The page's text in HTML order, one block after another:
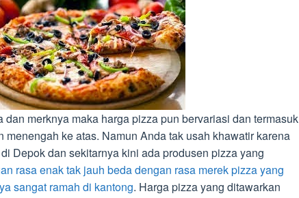
dan merknya maka harga pizza pun bervariasi dan termasuk
menengah ke atas. Namun Anda tak usah khawatir karena
Depok dan sekitarnya kini ada produsen pizza yang
rasa enak tak jauh beda dengan rasa merek pizza yang
sangat ramah di kantong. Harga pizza yang ditawarkan